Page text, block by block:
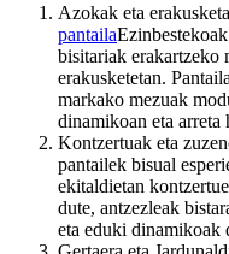
Azokak eta
pantaila
bisitariak erakartzeko
erakusketetan.
markako mezuak
dinamikoan eta arreta
Kontzertuak eta
pantailek bisual
ekitaldietan
dute, antzezleak
eta eduki dinamikoak